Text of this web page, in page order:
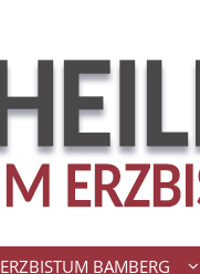
ERZBISTUM BAMBERG